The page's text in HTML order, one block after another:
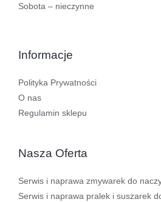
Sobota – nieczynne
Informacje
Polityka Prywatności
O nas
Regulamin sklepu
Nasza Oferta
Serwis i naprawa zmywarek do
Serwis i naprawa pralek i suszarek